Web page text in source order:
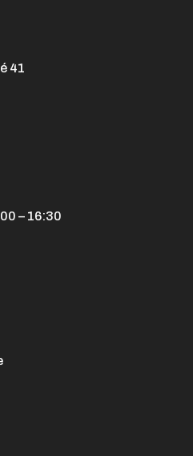
41
– 16:30